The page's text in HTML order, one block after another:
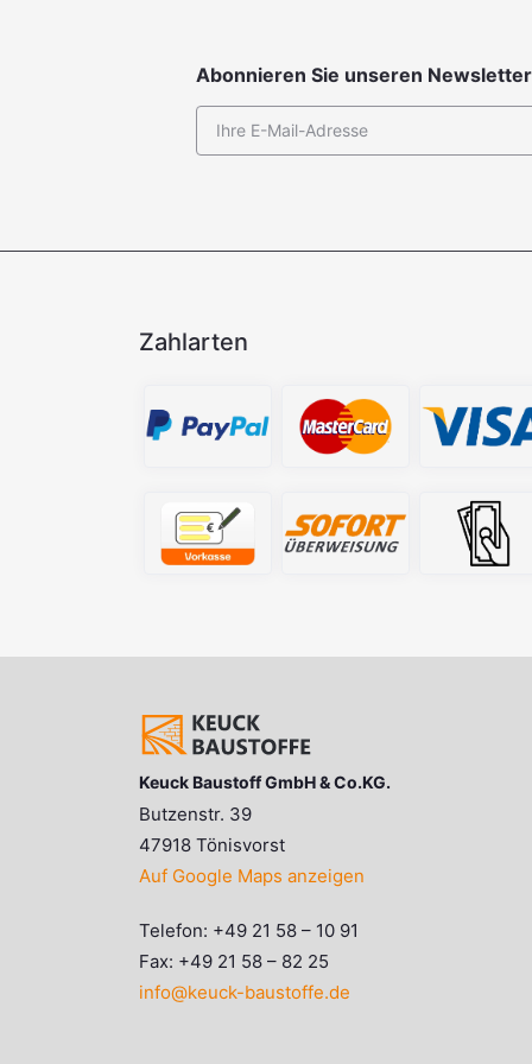
Abonnieren Sie unseren
Zahlarten
Keuck Baustoff GmbH & Co.KG.
Butzenstr. 39
47918 Tönisvorst
Auf Google Maps anzeigen
Telefon: +49 21 58 – 10 91
Fax: +49 21 58 – 82 25
info@keuck-baustoffe.de